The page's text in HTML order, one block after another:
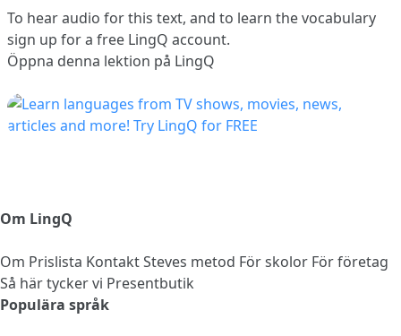
To hear audio for this text, and to learn the vocabulary
sign up for a free LingQ account.
Öppna denna lektion på LingQ
Om LingQ
Om Prislista KontaktSteves metod För skolor För företag
Så här tycker vi Presentbutik
Populära språk